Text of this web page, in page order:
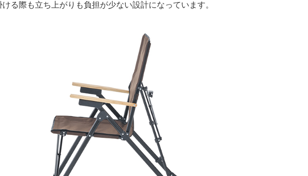
る際も立ち上がりも負担が少ない設計になっています。